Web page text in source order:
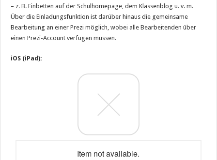
– z. B. Einbetten auf der Schulhomepage, dem Klassenblog u. v. m.
Über die Einladungsfunktion ist darüber hinaus die gemeinsame
Bearbeitung an einer Prezi möglich, wobei alle Bearbeitenden über
einen Prezi-Account verfügen müssen.
iOS (iPad):
Item not available.